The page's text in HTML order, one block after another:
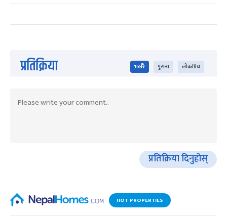
प्रतिक्रिया भर्खरै पुराना लोकप्रिय
प्रतिक्रिया दिनुहोस्
HOT PROPERTIES